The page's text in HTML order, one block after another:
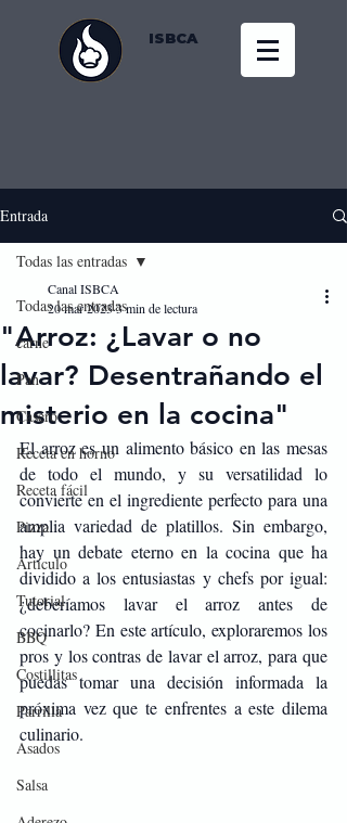
ISBCA
Entrada
Todas las entradas
carne
Pan
Casero
Receta en horno
Receta fácil
Pizza
Artículo
Tutorial
BBQ
Costillitas
Parrilla
Asados
Salsa
Todas las entradas
"Arroz: ¿Lavar o no
lavar? Desentrañando el
misterio en la cocina"
Canal ISBCA
20 mar 20233 min de lectura
El arroz es un alimento básico en las mesas
de todo el mundo, y su versatilidad lo
convierte en el ingrediente perfecto para una
amplia variedad de platillos. Sin embargo,
hay un debate eterno en la cocina que ha
dividido a los entusiastas y chefs por igual:
¿deberíamos lavar el arroz antes de
cocinarlo? En este artículo, exploraremos los
pros y los contras de lavar el arroz, para que
puedas tomar una decisión informada la
próxima vez que te enfrentes a este dilema
culinario.